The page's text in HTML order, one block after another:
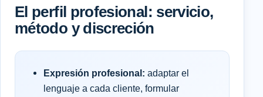
El perfil profesional: servicio,
método y discreción
Expresión profesional: adaptar el
lenguaje a cada cliente, formular